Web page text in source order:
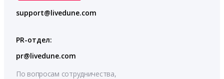
support@livedune.com
PR-отдел:
pr@livedune.com
По вопросам сотрудничества,